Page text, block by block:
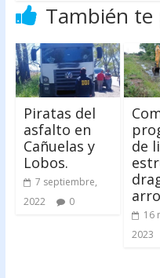
También
Piratas del
asfalto en
Cañuelas y
Lobos.
7 septiembre,
2022
0
de
16
2023